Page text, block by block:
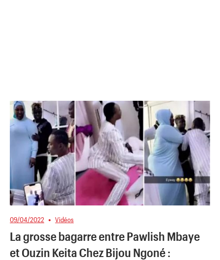
09/04/2022 Vidéos
La grosse bagarre entre Pawlish Mbaye
et Ouzin Keita Chez Bijou Ngoné :